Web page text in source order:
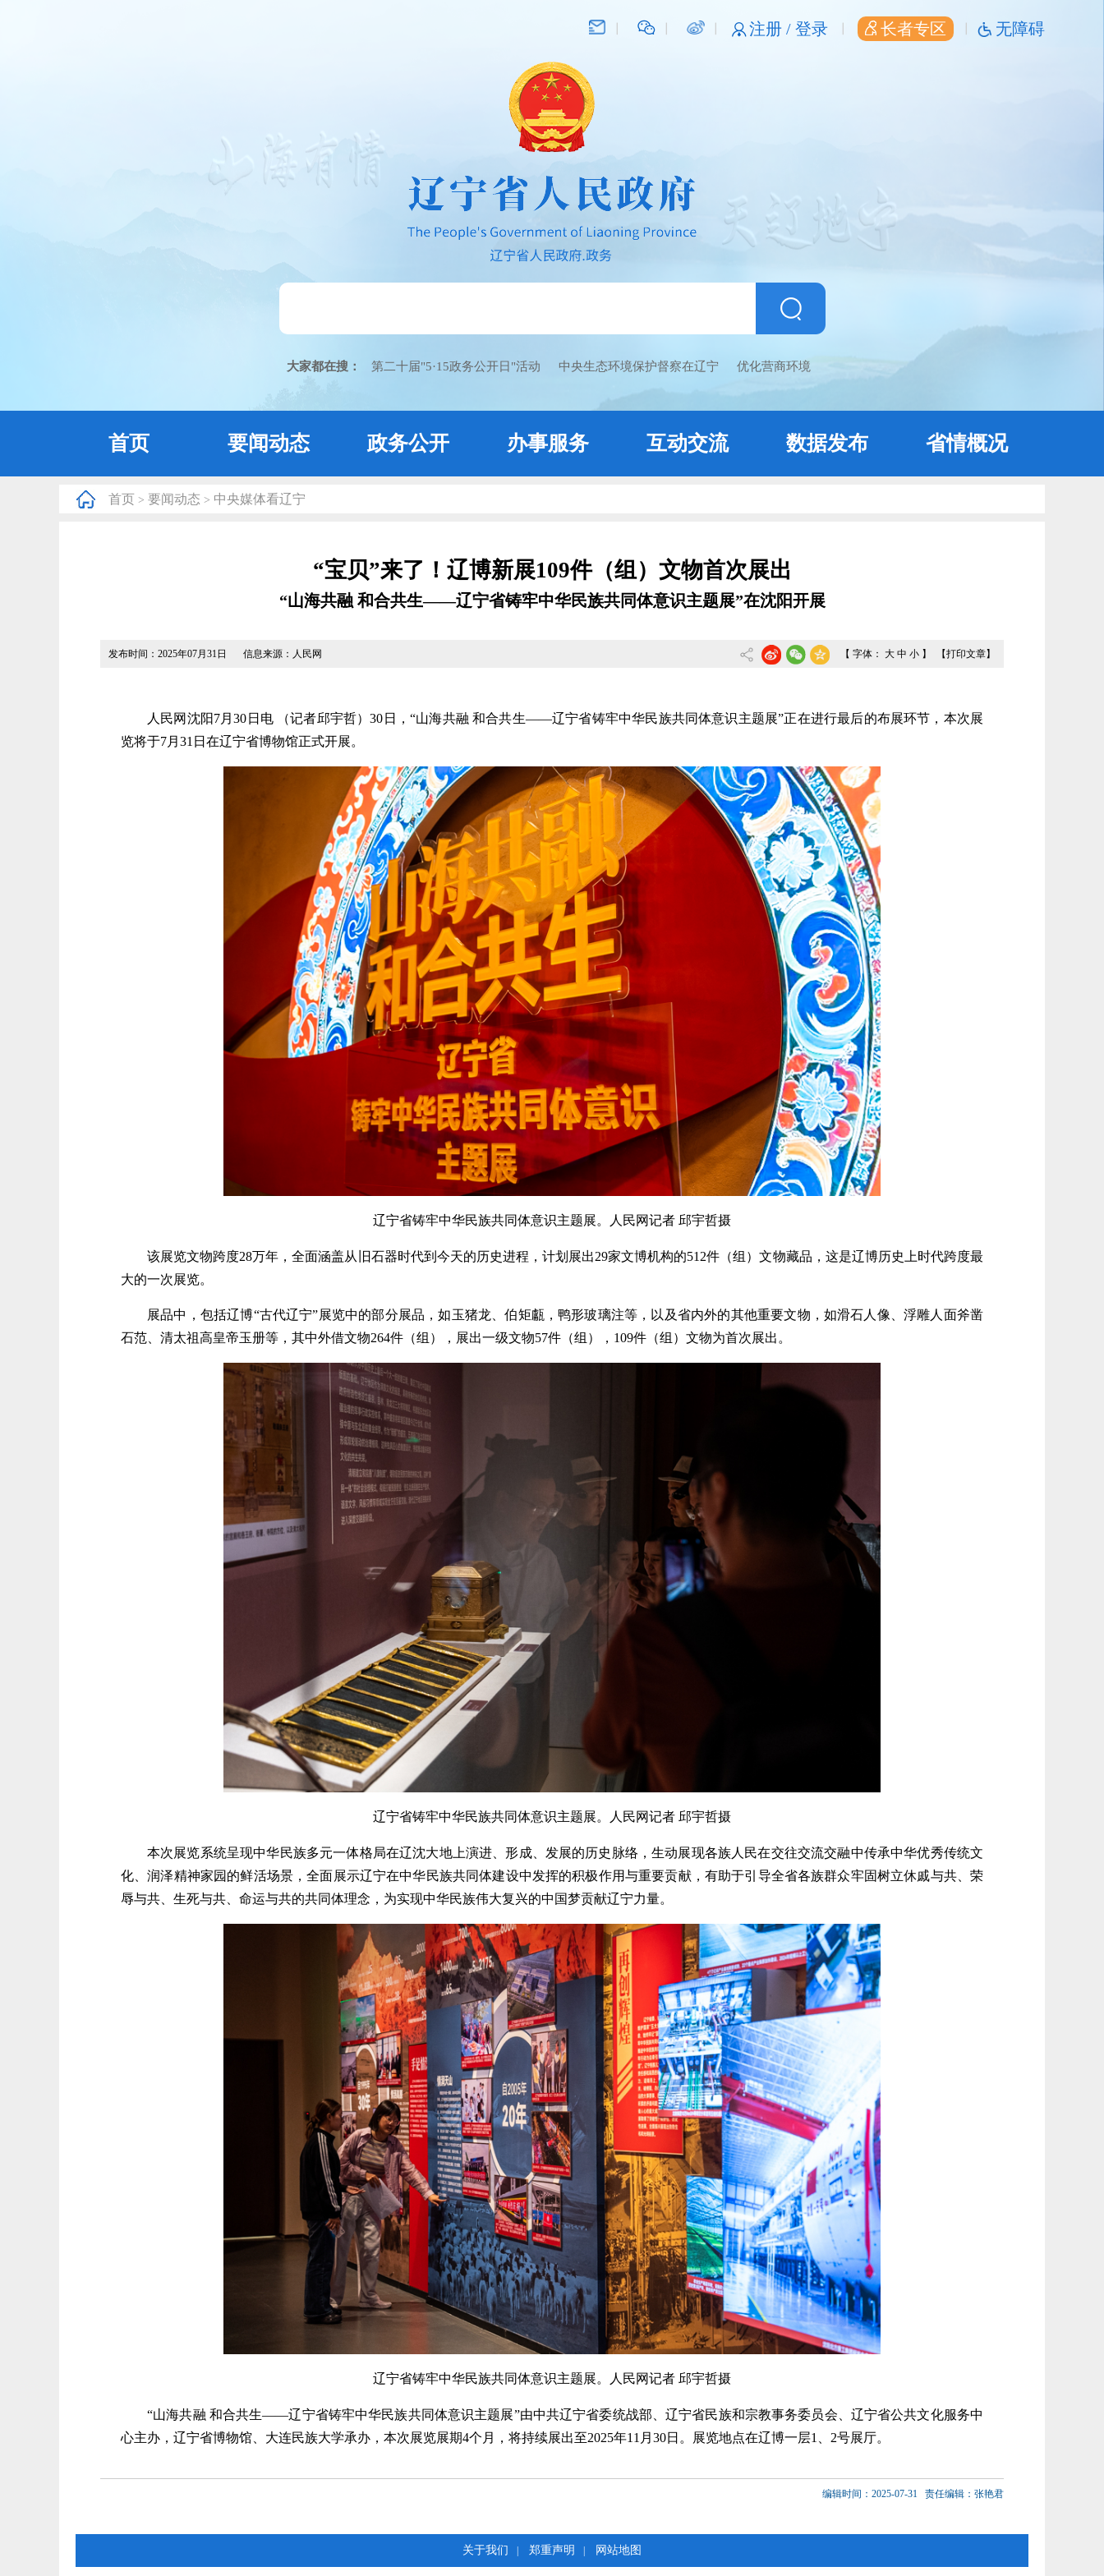
注册 / 登录 长者专区 无障碍
大家都在搜： 第二十届"5·15政务公开日"活动 中央生态环境保护督察在辽宁 优化营商环境
首页 要闻动态 政务公开 办事服务 互动交流 数据发布 省情概况
首页 > 要闻动态 > 中央媒体看辽宁
“宝贝”来了！辽博新展109件（组）文物首次展出
“山海共融 和合共生——辽宁省铸牢中华民族共同体意识主题展”在沈阳开展
发布时间：2025年07月31日 信息来源：人民网 【 字体： 大 中 小 】 【打印文章】
人民网沈阳7月30日电 （记者邱宇哲）30日，“山海共融 和合共生——辽宁省铸牢中华民族共同体意识主题展”正在进行最后的布展环节，本次展
览将于7月31日在辽宁省博物馆正式开展。
辽宁省铸牢中华民族共同体意识主题展。人民网记者 邱宇哲摄
该展览文物跨度28万年，全面涵盖从旧石器时代到今天的历史进程，计划展出29家文博机构的512件（组）文物藏品，这是辽博历史上时代跨度最
大的一次展览。
展品中，包括辽博“古代辽宁”展览中的部分展品，如玉猪龙、伯矩甗，鸭形玻璃注等，以及省内外的其他重要文物，如滑石人像、浮雕人面斧凿
石范、清太祖高皇帝玉册等，其中外借文物264件（组），展出一级文物57件（组），109件（组）文物为首次展出。
辽宁省铸牢中华民族共同体意识主题展。人民网记者 邱宇哲摄
本次展览系统呈现中华民族多元一体格局在辽沈大地上演进、形成、发展的历史脉络，生动展现各族人民在交往交流交融中传承中华优秀传统文
化、润泽精神家园的鲜活场景，全面展示辽宁在中华民族共同体建设中发挥的积极作用与重要贡献，有助于引导全省各族群众牢固树立休戚与共、荣
辱与共、生死与共、命运与共的共同体理念，为实现中华民族伟大复兴的中国梦贡献辽宁力量。
辽宁省铸牢中华民族共同体意识主题展。人民网记者 邱宇哲摄
“山海共融 和合共生——辽宁省铸牢中华民族共同体意识主题展”由中共辽宁省委统战部、辽宁省民族和宗教事务委员会、辽宁省公共文化服务中
心主办，辽宁省博物馆、大连民族大学承办，本次展览展期4个月，将持续展出至2025年11月30日。展览地点在辽博一层1、2号展厅。
编辑时间：2025-07-31 责任编辑：张艳君
关于我们 | 郑重声明 | 网站地图